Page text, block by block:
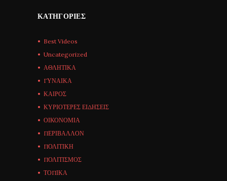
ΚΑΤΗΓΟΡΊΕΣ
Best Videos
Uncategorized
ΑΘΛΗΤΙΚΑ
ΓΥΝΑΙΚΑ
ΚΑΙΡΟΣ
ΚΥΡΙΟΤΕΡΕΣ ΕΙΔΗΣΕΙΣ
ΟΙΚΟΝΟΜΙΑ
ΠΕΡΙΒΑΛΛΟΝ
ΠΟΛΙΤΙΚΗ
ΠΟΛΙΤΙΣΜΟΣ
ΤΟΠΙΚΑ